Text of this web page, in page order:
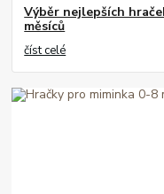
Výběr nejlepších
měsíců
číst celé